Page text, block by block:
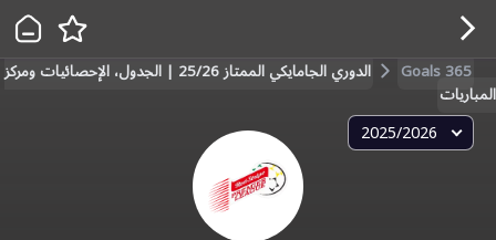
Goals 365 الدوري الجامايكي الممتاز 25/26 | الجدول، الإحصائيات ومركز
المباريات
2025/2026